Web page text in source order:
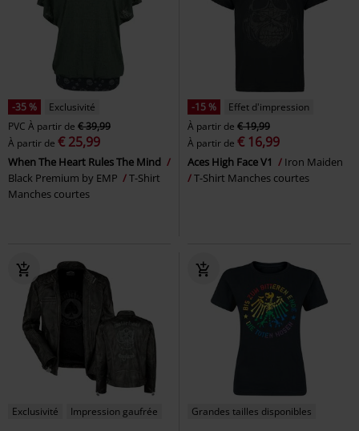
-35 %
Exclusivité
PVC À partir de € 39,99
À partir de € 25,99
When The Heart Rules The Mind
Black Premium by EMP
T-Shirt
Manches courtes
-15 %
Effet d'impression
À partir de € 19,99
À partir de € 16,99
Aces High Face V1
Iron Maiden
T-Shirt Manches courtes
Exclusivité Impression gaufrée Grandes tailles disponibles